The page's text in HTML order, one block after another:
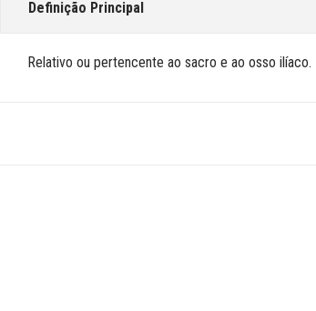
Definição Principal
Relativo ou pertencente ao sacro e ao osso ilíaco.